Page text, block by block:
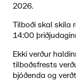
2026.
Tilboði skal skila
14:00
Ekki verður
tilboðsfrests
bjóðenda og